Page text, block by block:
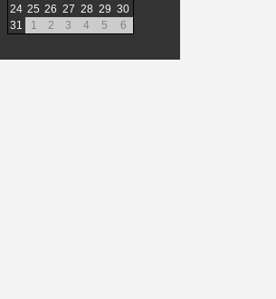
24 25 26 27 28 29 30
31
1 2 3 4 5 6